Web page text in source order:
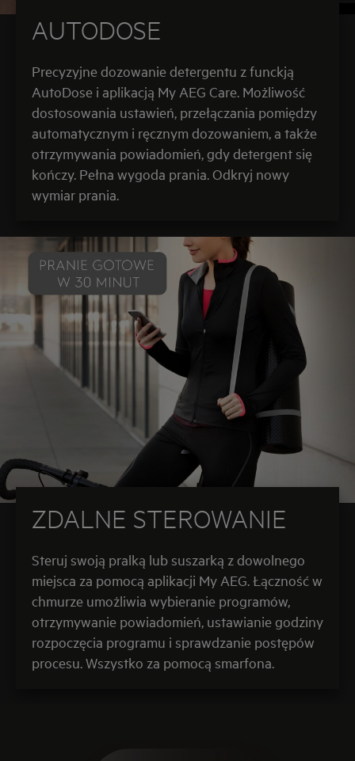
AUTODOSE
Precyzyjne dozowanie detergentu z funckją
AutoDose i aplikacją My AEG Care. Możliwość
dostosowania ustawień, przełączania pomiędzy
automatycznym i ręcznym dozowaniem, a także
otrzymywania powiadomień, gdy detergent się
kończy. Pełna wygoda prania. Odkryj nowy
wymiar prania.
ZDALNE STEROWANIE
Steruj swoją pralką lub suszarką z dowolnego
miejsca za pomocą aplikacji My AEG. Łączność w
chmurze umożliwia wybieranie programów,
otrzymywanie powiadomień, ustawianie godziny
rozpoczęcia programu i sprawdzanie postępów
procesu. Wszystko za pomocą smarfona.